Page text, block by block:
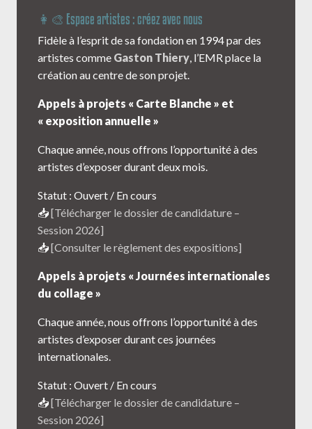
👩‍🎨 Espace artistes : créez avec nous
Fidèle à l’esprit de sa fondation en 1994 par des
artistes comme Gaston Thiery, l’EMR place la
création au centre de son projet.
Appels à projets « Carte Blanche » et
« exposition annuelle »
Chaque année, nous offrons l’opportunité à des
artistes d’exposer durant deux mois.
Statut : Ouvert / En cours
📥[Télécharger le dossier de candidature –
Session 2026]
📥[Consulter le règlement des expositions]
Appels à projets « Journées internationales
du collage »
Chaque année, nous offrons l’opportunité à des
artistes d’exposer durant ces journées
internationales.
Statut : Ouvert / En cours
📥[Télécharger le dossier de candidature –
Session 2026]